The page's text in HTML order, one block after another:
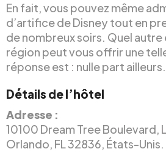
En fait, vous pouvez même
d’artifice de Disney tout en
de nombreux soirs. Quel autre
région peut vous offrir une
réponse est : nulle part ailleurs.
Détails de l’hôtel
Adresse :
10100 Dream Tree Boulevard,
Orlando, FL 32836, États-Unis.